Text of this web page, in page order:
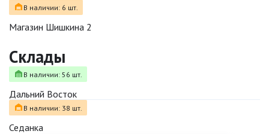
В наличии: 6 шт.
Магазин Шишкина 2
Склады
В наличии: 56 шт.
Дальний Восток
В наличии: 38 шт.
Седанка